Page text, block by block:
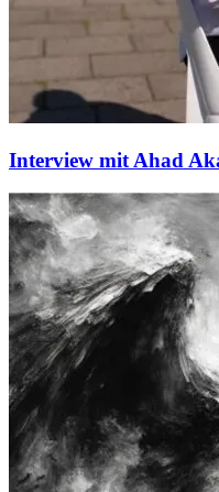
Interview mit Ahad